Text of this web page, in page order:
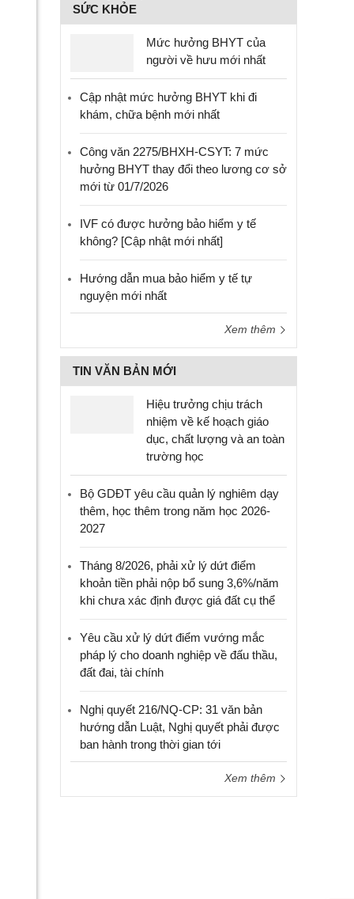
SỨC KHỎE
Mức hưởng BHYT của
người về hưu mới nhất
Cập nhật mức hưởng BHYT khi đi
khám, chữa bệnh mới nhất
Công văn 2275/BHXH-CSYT: 7 mức
hưởng BHYT thay đổi theo lương cơ sở
mới từ 01/7/2026
IVF có được hưởng bảo hiểm y tế
không? [Cập nhật mới nhất]
Hướng dẫn mua bảo hiểm y tế tự
nguyện mới nhất
Xem thêm
TIN VĂN BẢN MỚI
Hiệu trưởng chịu trách
nhiệm về kế hoạch giáo
dục, chất lượng và an toàn
trường học
Bộ GDĐT yêu cầu quản lý nghiêm dạy
thêm, học thêm trong năm học 2026-
2027
Tháng 8/2026, phải xử lý dứt điểm
khoản tiền phải nộp bổ sung 3,6%/năm
khi chưa xác định được giá đất cụ thể
Yêu cầu xử lý dứt điểm vướng mắc
pháp lý cho doanh nghiệp về đấu thầu,
đất đai, tài chính
Nghị quyết 216/NQ-CP: 31 văn bản
hướng dẫn Luật, Nghị quyết phải được
ban hành trong thời gian tới
Xem thêm